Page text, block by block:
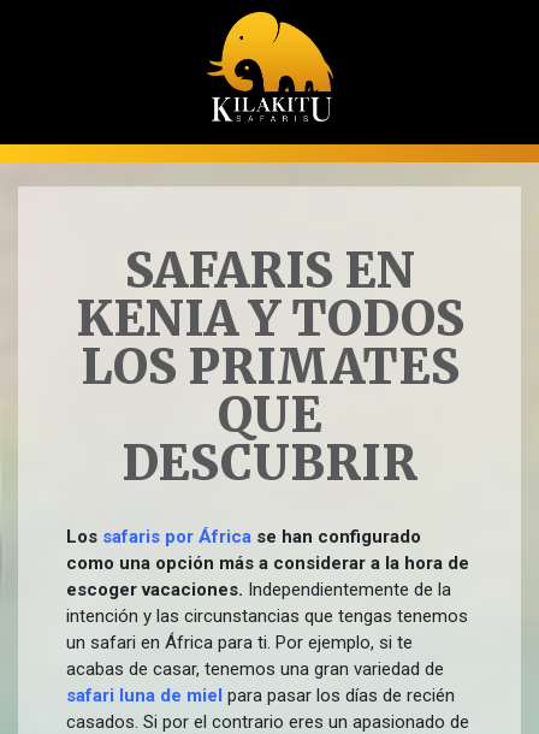
SAFARIS EN
KENIA Y TODOS
LOS PRIMATES
QUE
DESCUBRIR
Los safaris por África se han configurado
como una opción más a considerar a la hora de
escoger vacaciones. Independientemente de la
intención y las circunstancias que tengas tenemos
un safari en África para ti. Por ejemplo, si te
acabas de casar, tenemos una gran variedad de
safari luna de miel para pasar los días de recién
casados. Si por el contrario eres un apasionado de